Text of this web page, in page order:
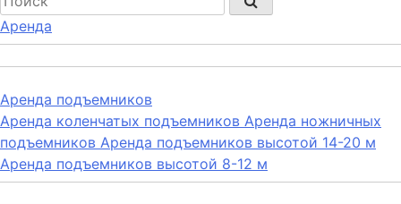
Аренда
Аренда подъемников
Аренда коленчатых подъемников Аренда ножничных
подъемников Аренда подъемников высотой 14-20 м
Аренда подъемников высотой 8-12 м